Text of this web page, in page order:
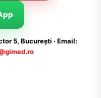
5, București · Email: